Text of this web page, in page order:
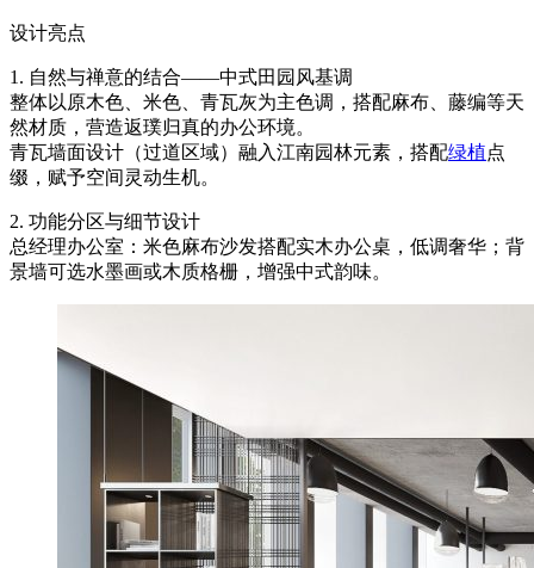
设计亮点
1. 自然与禅意的结合——中式田园风基调
整体以原木色、米色、青瓦灰为主色调，搭配麻布、藤编等天
然材质，营造返璞归真的办公环境。
青瓦墙面设计（过道区域）融入江南园林元素，搭配绿植点
缀，赋予空间灵动生机。
2. 功能分区与细节设计
总经理办公室：米色麻布沙发搭配实木办公桌，低调奢华；背
景墙可选水墨画或木质格栅，增强中式韵味。